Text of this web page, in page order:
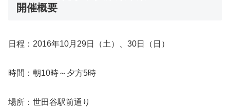
開催概要
日程：2016年10月29日（土）、30日（日）
時間：朝10時～夕方5時
場所：世田谷駅前通り